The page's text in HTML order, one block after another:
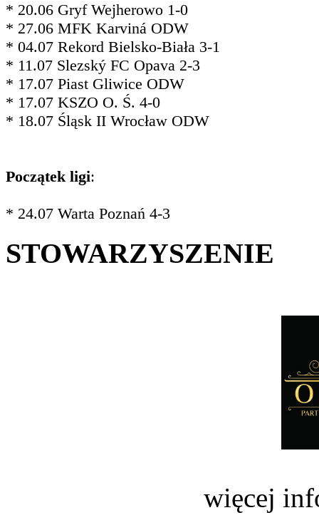
* 20.06 Gryf Wejherowo 1-0
* 27.06 MFK Karviná ODW
* 04.07 Rekord Bielsko-Biała 3-1
* 11.07 Slezský FC Opava 2-3
* 17.07 Piast Gliwice ODW
* 17.07 KSZO O. Ś. 4-0
* 18.07 Śląsk II Wrocław ODW
Początek ligi:
* 24.07 Warta Poznań 4-3
STOWARZYSZENIE
więcej